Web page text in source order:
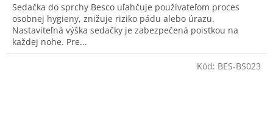
z
5
hviezdičiek.
Sedačka do sprchy Besco uľahčuje používateľom proces
osobnej hygieny, znižuje riziko pádu alebo úrazu.
Nastaviteľná výška sedačky je zabezpečená poistkou na
každej nohe. Pre...
Kód: BES-BS023